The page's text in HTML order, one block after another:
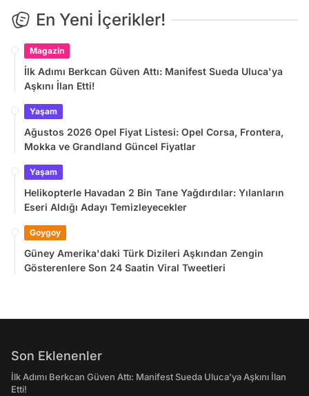
En Yeni İçerikler!
Magazin
İlk Adımı Berkcan Güven Attı: Manifest Sueda Uluca'ya
Aşkını İlan Etti!
Yaşam
Ağustos 2026 Opel Fiyat Listesi: Opel Corsa, Frontera,
Mokka ve Grandland Güncel Fiyatlar
Yaşam
Helikopterle Havadan 2 Bin Tane Yağdırdılar: Yılanların
Eseri Aldığı Adayı Temizleyecekler
Goygoy
Güney Amerika'daki Türk Dizileri Aşkından Zengin
Gösterenlere Son 24 Saatin Viral Tweetleri
Son Eklenenler
İlk Adımı Berkcan Güven Attı: Manifest Sueda Uluca'ya Aşkını İlan
Etti!